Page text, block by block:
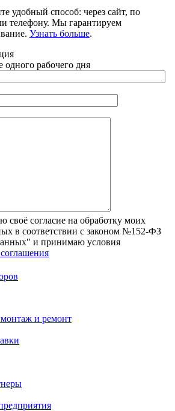
удобный способ: через сайт, по
телефону. Мы гарантируем
Узнать больше.
одного рабочего дня
своё согласие на обработку моих
в соответствии с законом №152-ФЗ
и принимаю условия
и ремонт